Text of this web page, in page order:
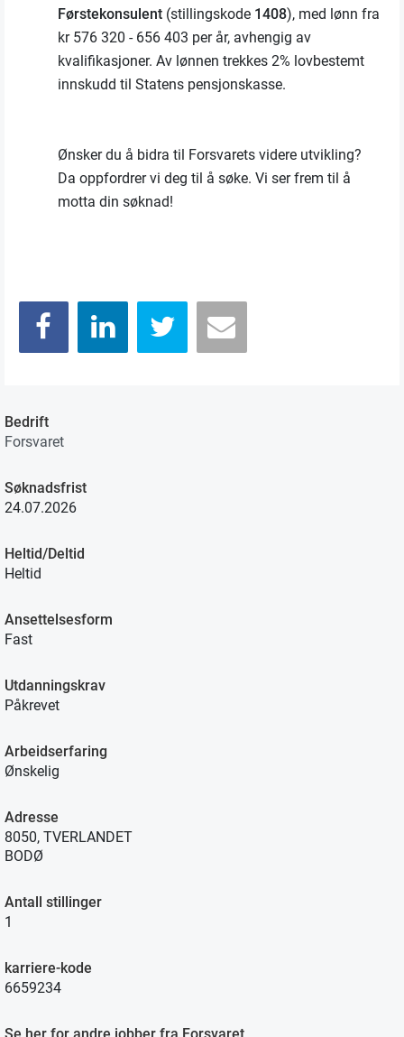
Førstekonsulent (stillingskode 1408), med lønn fra
kr 576 320 - 656 403 per år, avhengig av
kvalifikasjoner. Av lønnen trekkes 2% lovbestemt
innskudd til Statens pensjonskasse.
Ønsker du å bidra til Forsvarets videre utvikling?
Da oppfordrer vi deg til å søke. Vi ser frem til å
motta din søknad!
Bedrift
Forsvaret
Søknadsfrist
24.07.2026
Heltid/Deltid
Heltid
Ansettelsesform
Fast
Utdanningskrav
Påkrevet
Arbeidserfaring
Ønskelig
Adresse
8050, TVERLANDET
BODØ
Antall stillinger
1
karriere-kode
6659234